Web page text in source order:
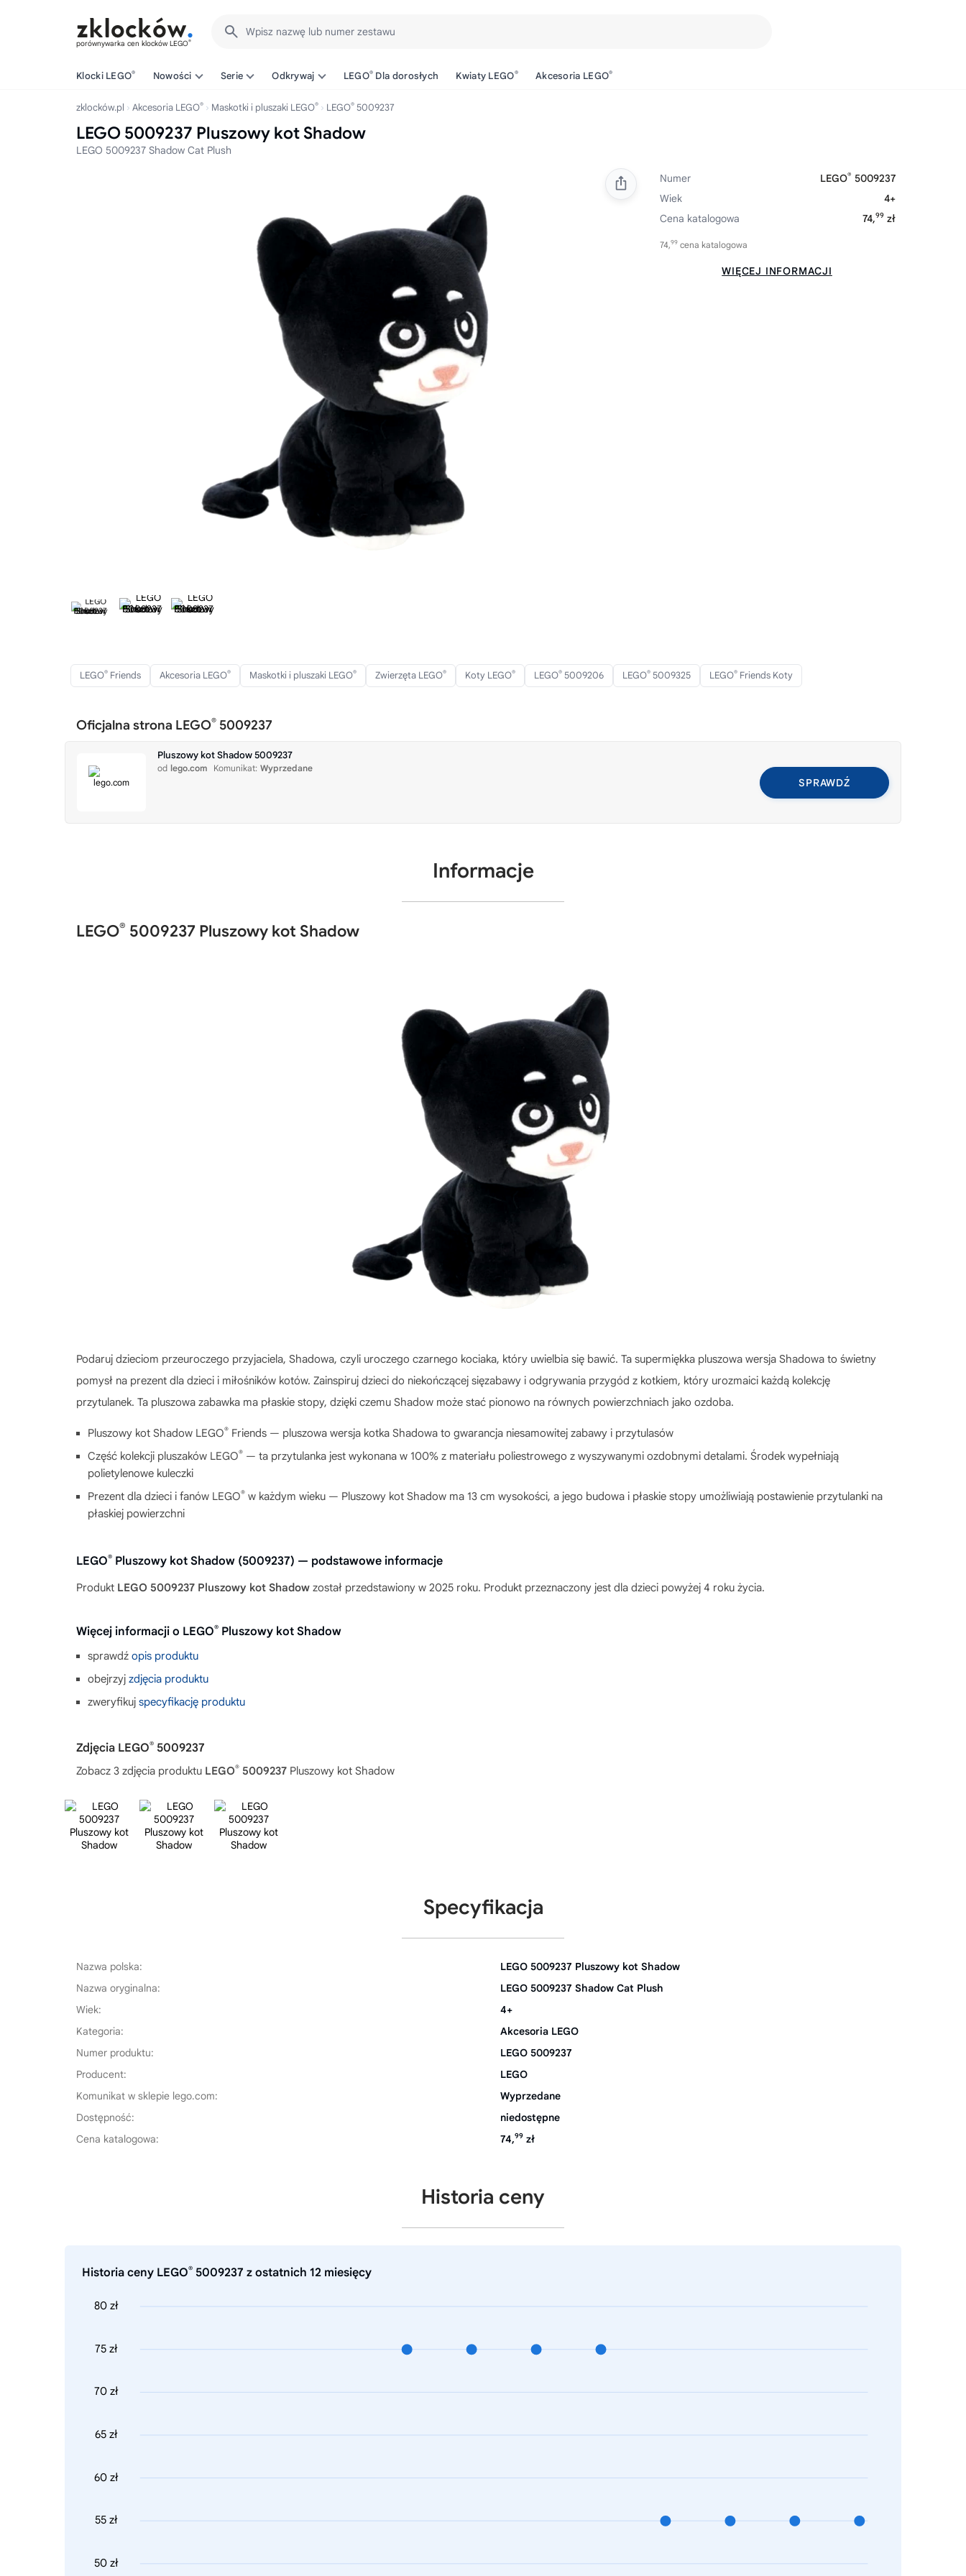
porównywarka cen klocków LEGO®
Wpisz nazwę lub numer zestawu
Klocki LEGO® Nowości Serie Odkrywaj LEGO® Dla dorosłych Kwiaty LEGO® Akcesoria LEGO®
zklocków.pl Akcesoria LEGO® Maskotki i pluszaki LEGO® LEGO® 5009237
LEGO 5009237 Pluszowy kot Shadow
LEGO 5009237 Shadow Cat Plush
Numer LEGO® 5009237
Wiek
4+
Cena katalogowa
74,99 zł
74,99 cena katalogowa
WIĘCEJ INFORMACJI
LEGO® Friends Akcesoria LEGO® Maskotki i pluszaki LEGO® Zwierzęta LEGO® Koty LEGO® LEGO® 5009206 LEGO® 5009325 LEGO® Friends Koty
Oficjalna strona LEGO® 5009237
Pluszowy kot Shadow 5009237
od lego.com Komunikat: Wyprzedane
SPRAWDŹ
Informacje
LEGO® 5009237 Pluszowy kot Shadow
Podaruj dzieciom przeuroczego przyjaciela, Shadowa, czyli uroczego czarnego kociaka, który uwielbia się bawić. Ta supermiękka pluszowa wersja Shadowa to świetny
pomysł na prezent dla dzieci i miłośników kotów. Zainspiruj dzieci do niekończącej sięzabawy i odgrywania przygód z kotkiem, który urozmaici każdą kolekcję
przytulanek. Ta pluszowa zabawka ma płaskie stopy, dzięki czemu Shadow może stać pionowo na równych powierzchniach jako ozdoba.
Pluszowy kot Shadow LEGO® Friends — pluszowa wersja kotka Shadowa to gwarancja niesamowitej zabawy i przytulasów
Część kolekcji pluszaków LEGO® — ta przytulanka jest wykonana w 100% z materiału poliestrowego z wyszywanymi ozdobnymi detalami. Środek wypełniają
polietylenowe kuleczki
Prezent dla dzieci i fanów LEGO® w każdym wieku — Pluszowy kot Shadow ma 13 cm wysokości, a jego budowa i płaskie stopy umożliwiają postawienie przytulanki na
płaskiej powierzchni
LEGO® Pluszowy kot Shadow (5009237) — podstawowe informacje
Produkt LEGO 5009237 Pluszowy kot Shadow został przedstawiony w 2025 roku. Produkt przeznaczony jest dla dzieci powyżej 4 roku życia.
Więcej informacji o LEGO® Pluszowy kot Shadow
sprawdź opis produktu
obejrzyj zdjęcia produktu
zweryfikuj specyfikację produktu
Zdjęcia LEGO® 5009237
Zobacz 3 zdjęcia produktu LEGO® 5009237 Pluszowy kot Shadow
Specyfikacja
Nazwa polska:
LEGO 5009237 Pluszowy kot Shadow
Nazwa oryginalna:
LEGO 5009237 Shadow Cat Plush
Wiek:
4+
Kategoria:
Akcesoria LEGO
Numer produktu:
LEGO 5009237
Producent:
LEGO
Komunikat w sklepie lego.com:
Wyprzedane
Dostępność:
niedostępne
Cena katalogowa:
74,99 zł
Historia ceny
Historia ceny LEGO® 5009237 z ostatnich 12 miesięcy
80 zł
75 zł
70 zł
65 zł
60 zł
55 zł
50 zł